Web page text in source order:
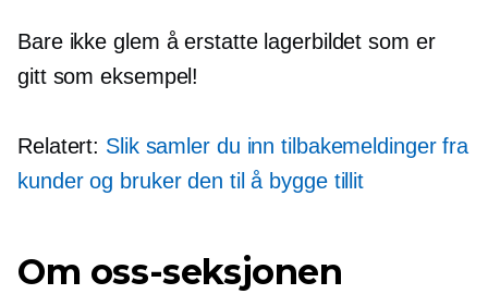
Bare ikke glem å erstatte lagerbildet som er
gitt som eksempel!
Relatert: Slik samler du inn tilbakemeldinger fra
kunder og bruker den til å bygge tillit
Om oss-seksjonen